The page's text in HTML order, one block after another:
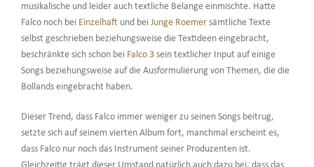
musikalische und leider auch textliche Belange einmischte. Hatte
Falco noch bei Einzelhaft und bei Junge Roemersämtliche Texte
selbst geschrieben beziehungsweise die Textideen eingebracht,
beschränkte sich schon bei Falco 3sein textlicher Input auf einige
Songs beziehungsweise auf die Ausformulierung von Themen, die die
Bollands eingebracht haben.
Dieser Trend, dass Falco immer weniger zu seinen Songs beitrug,
setzte sich auf seinem vierten Album fort, manchmal erscheint es,
dass Falco nur noch das Instrument seiner Produzenten ist.